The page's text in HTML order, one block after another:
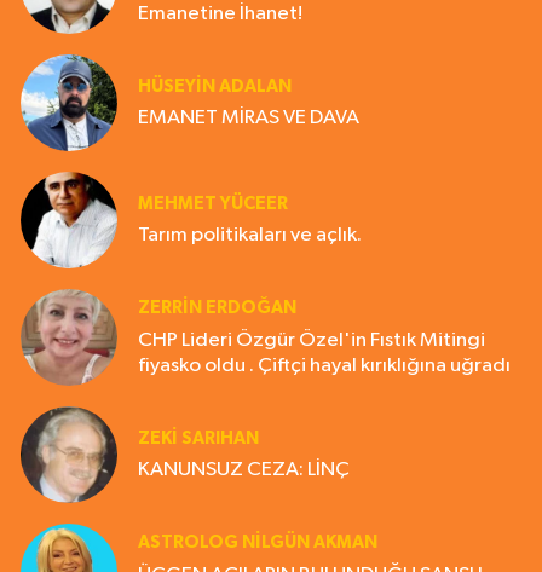
Emanetine İhanet!
HÜSEYIN ADALAN
EMANET MİRAS VE DAVA
MEHMET YÜCEER
Tarım politikaları ve açlık.
ZERRIN ERDOĞAN
CHP Lideri Özgür Özel'in Fıstık Mitingi
fiyasko oldu . Çiftçi hayal kırıklığına uğradı
ZEKI SARIHAN
KANUNSUZ CEZA: LİNÇ
ASTROLOG NILGÜN AKMAN